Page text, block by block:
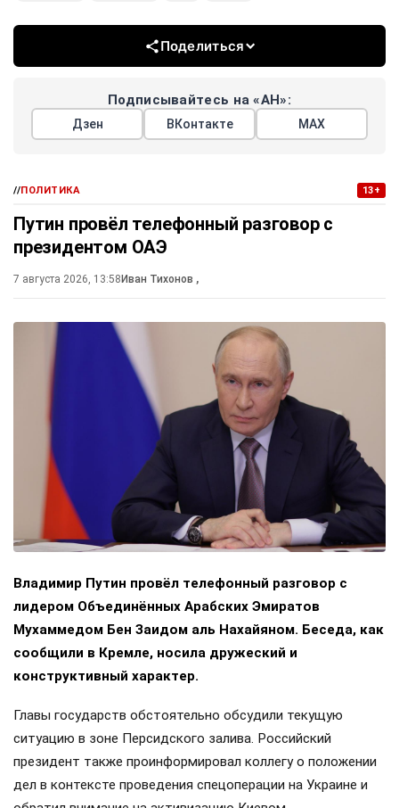
Поделиться
Подписывайтесь на «АН»:
Дзен ВКонтакте МАХ
//ПОЛИТИКА 13+
Путин провёл телефонный разговор с
президентом ОАЭ
7 августа 2026, 13:58 Иван Тихонов ,
Владимир Путин провёл телефонный разговор с
лидером Объединённых Арабских Эмиратов
Мухаммедом Бен Заидом аль Нахайяном. Беседа, как
сообщили в Кремле, носила дружеский и
конструктивный характер.
Главы государств обстоятельно обсудили текущую
ситуацию в зоне Персидского залива. Российский
президент также проинформировал коллегу о положении
дел в контексте проведения спецоперации на Украине и